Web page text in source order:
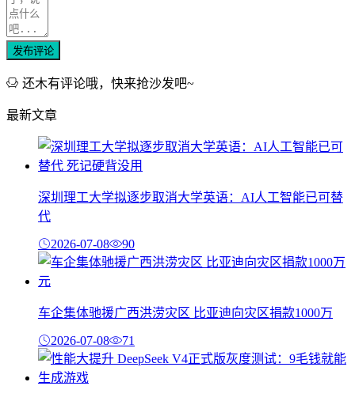
发布评论
还木有评论哦，快来抢沙发吧~
最新文章
深圳理工大学拟逐步取消大学英语：AI人工智能已可替
代
2026-07-08 90
车企集体驰援广西洪涝灾区 比亚迪向灾区捐款1000万
2026-07-08 71